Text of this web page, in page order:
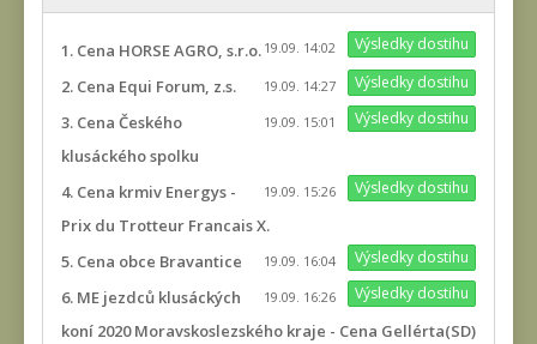
Výsledky dostihu
19.09. 14:02
1. Cena HORSE AGRO, s.r.o.
Výsledky dostihu
19.09. 14:27
2. Cena Equi Forum, z.s.
Výsledky dostihu
19.09. 15:01
3. Cena Českého
klusáckého spolku
Výsledky dostihu
19.09. 15:26
4. Cena krmiv Energys -
Prix du Trotteur Francais X.
Výsledky dostihu
19.09. 16:04
5. Cena obce Bravantice
Výsledky dostihu
19.09. 16:26
6. ME jezdců klusáckých
koní 2020 Moravskoslezského kraje - Cena Gellérta(SD)